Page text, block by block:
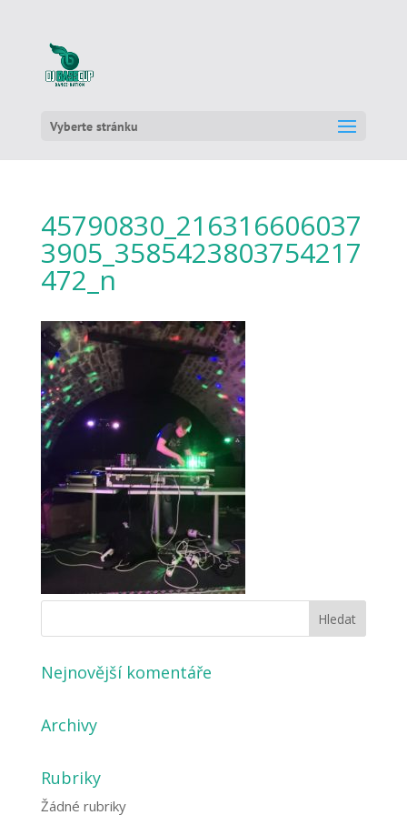
Vyberte stránku
45790830_216316606037
3905_3585423803754217
472_n
Nejnovější komentáře
Archivy
Rubriky
Žádné rubriky